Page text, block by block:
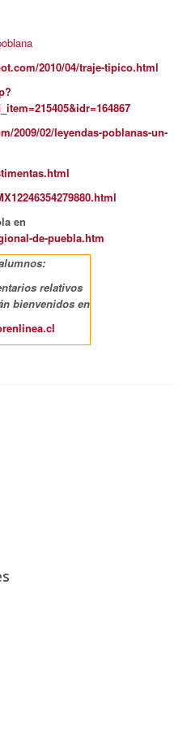
2010/04/traje-tipico.html
2009/02/leyendas-poblanas-un-
en
de-puebla.htm
relativos
bienvenidos en